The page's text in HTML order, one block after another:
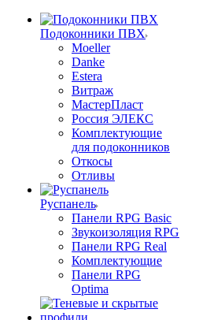
Подоконники ПВХ
Moeller
Danke
Estera
Витраж
МастерПласт
Россия ЭЛЕКС
Комплектующие
для подоконников
Откосы
Отливы
Руспанель
Панели RPG Basic
Звукоизоляция RPG
Панели RPG Real
Комплектующие
Панели RPG
Optima